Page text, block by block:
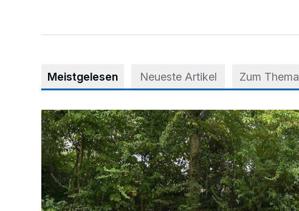
Meistgelesen Neueste Artikel Zum Thema
Aus Grau wird Haltung